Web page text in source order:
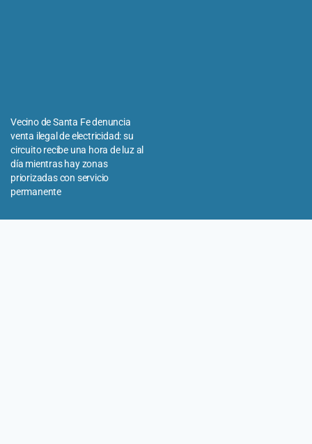
Vecino de Santa Fe denuncia
venta ilegal de electricidad: su
circuito recibe una hora de luz al
día mientras hay zonas
priorizadas con servicio
permanente